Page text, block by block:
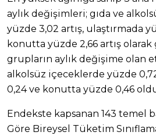
aylık değişimleri; gıda ve
yüzde 3,02 artış, ulaştırmada
konutta yüzde 2,66 artış
grupların aylık değişime olan
alkolsüz içeceklerde yüzde
0,24 ve konutta yüzde 0,46
Endekste kapsanan 143 temel
Göre Bireysel Tüketim